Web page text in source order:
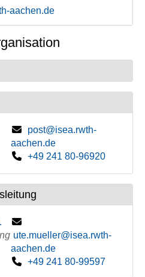
aachen.de
post@isea.rwth-
aachen.de
+49 241 80-96920
ute.mueller@isea.rwth-
aachen.de
+49 241 80-99597